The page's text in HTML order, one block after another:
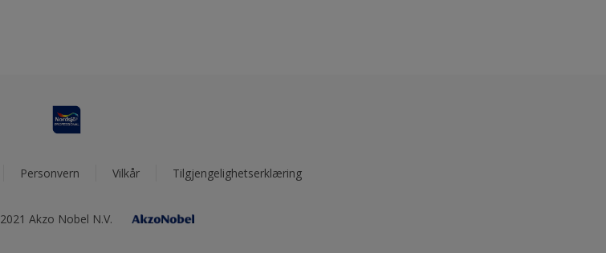
Personvern Vilkår Tilgjengelighetserklæring
Akzo Nobel N.V.